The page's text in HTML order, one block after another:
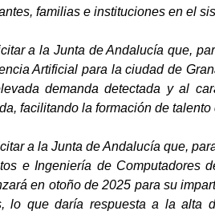
familias e instituciones en el
a la Junta de Andalucía que,
Artificial para la ciudad de
demanda detectada y al
facilitando la formación de
a la Junta de Andalucía que,
e Ingeniería de Computadores
en otoño de 2025 para su
lo que daría respuesta a la alta